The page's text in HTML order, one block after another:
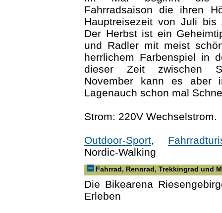
Fahrradsaison die ihren
Hauptreisezeit von Juli bis
Der Herbst ist ein
und Radler mit meist
herrlichem Farbenspiel in
dieser Zeit zwischen
November kann es aber
Lagenauch schon mal
Strom: 220V Wechselstrom.
Outdoor-Sport,
Nordic-Walking
Fahrrad, Rennrad, Trekkingrad und
Die Bikearena
Erleben